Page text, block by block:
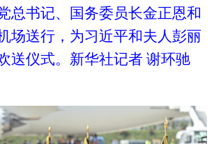
总书记、国务委员长金正恩和
场送行，为习近平和夫人彭丽
送仪式。新华社记者 谢环驰